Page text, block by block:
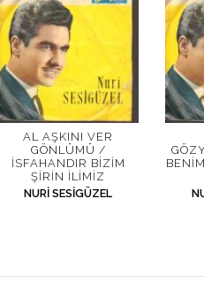
AL AŞKINI VER
GÖNLÜMÜ /
İSFAHANDIR BIZIM
ŞIRIN İLIMIZ
NURI SESIGÜZEL